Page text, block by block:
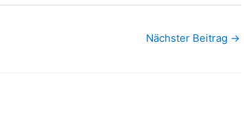
Nächster Beitrag →